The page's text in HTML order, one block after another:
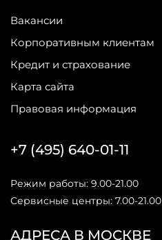
Вакансии
Корпоративным клиентам
Кредит и страхование
Карта сайта
Правовая информация
АДРЕСА В МОСКВЕ
+7 (495) 640-01-11
Режим работы: 9.00-21.00
Сервисные центры: 7.00-21.00